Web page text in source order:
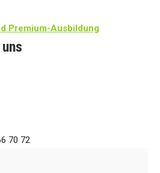
Premium-Ausbildung
70 72